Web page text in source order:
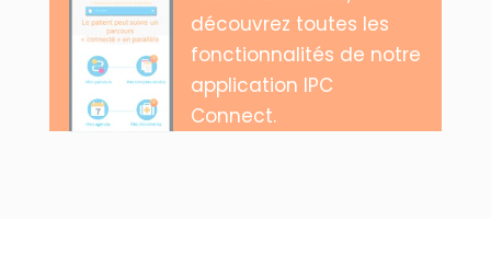
découvrez toutes les
fonctionnalités de notre
application IPC
Connect.